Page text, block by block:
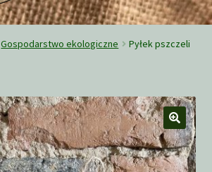
Rozwiń
menu
Gospodarstwo ekologiczne
Pyłek pszczeli